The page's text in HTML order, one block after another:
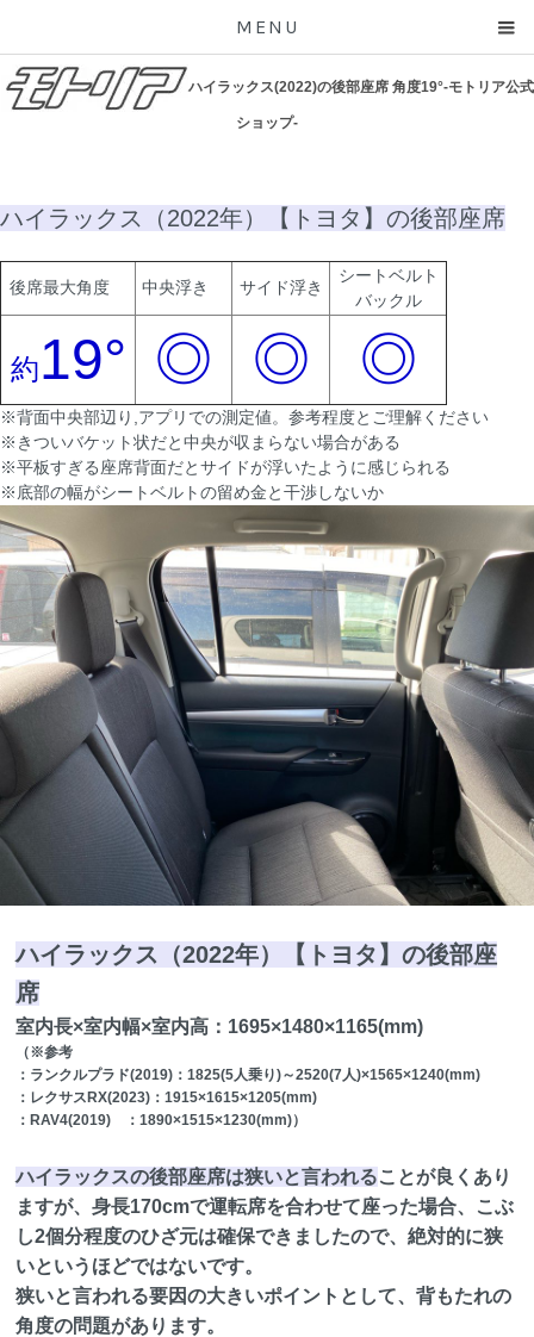
MENU
ハイラックス(2022)の後部座席 角度19°-モトリア公式
ショップ-
ハイラックス（2022年）【トヨタ】の後部座席
後席最大角度 中央浮き サイド浮き
シートベルト
バックル
約19° ◎ ◎ ◎
※背面中央部辺り,アプリでの測定値。参考程度とご理解ください
※きついバケット状だと中央が収まらない場合がある
※平板すぎる座席背面だとサイドが浮いたように感じられる
※底部の幅がシートベルトの留め金と干渉しないか
ハイラックス（2022年）【トヨタ】の後部座
席
室内長×室内幅×室内高：1695×1480×1165(mm)
（※参考
：ランクルプラド(2019)：1825(5人乗り)～2520(7人)×1565×1240(mm)
：レクサスRX(2023)：1915×1615×1205(mm)
：RAV4(2019) ：1890×1515×1230(mm)）
ハイラックスの後部座席は狭いと言われることが良くあり
ますが、身長170cmで運転席を合わせて座った場合、こぶ
し2個分程度のひざ元は確保できましたので、絶対的に狭
いというほどではないです。
狭いと言われる要因の大きいポイントとして、背もたれの
角度の問題があります。